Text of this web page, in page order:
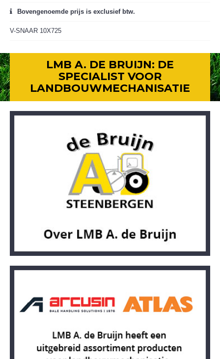
Bovengenoemde prijs is exclusief btw.
V-SNAAR 10X725
LMB A. DE BRUIJN: DE
SPECIALIST VOOR
LANDBOUWMECHANISATIE